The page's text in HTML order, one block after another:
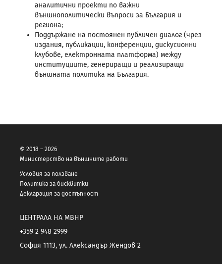
аналитични проекти по важни
външнополитически въпроси за България и
региона;
Поддържане на постоянен публичен диалог (чрез
издания, публикации, конференции, дискусионни
клубове, електронната платформа) между
институциите, генериращи и реализиращи
външната политика на България.
© 2018 – 2026
Министерство на външните работи
Условия за ползване
Политика за бисквитки
Декларация за достъпност
ЦЕНТРАЛА НА МВНР
+359 2 948 2999
София 1113, ул. Александър Жендов 2